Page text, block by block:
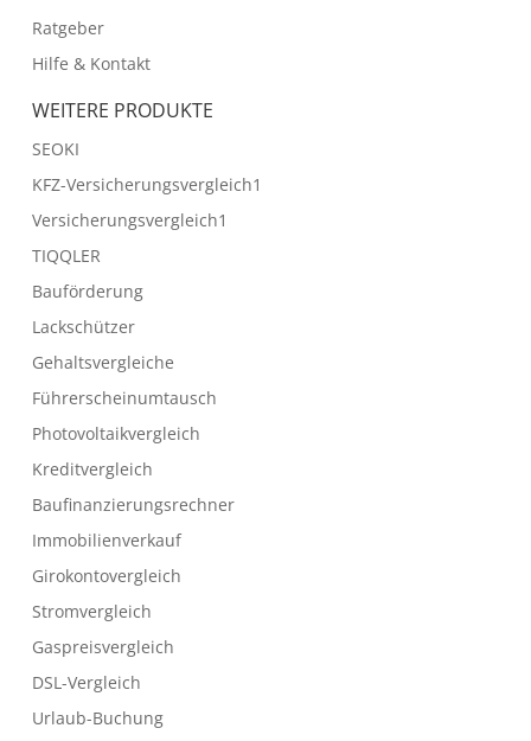
Ratgeber
Hilfe & Kontakt
WEITERE PRODUKTE
SEOKI
KFZ-Versicherungsvergleich1
Versicherungsvergleich1
TIQQLER
Bauförderung
Lackschützer
Gehaltsvergleiche
Führerscheinumtausch
Photovoltaikvergleich
Kreditvergleich
Baufinanzierungsrechner
Immobilienverkauf
Girokontovergleich
Stromvergleich
Gaspreisvergleich
DSL-Vergleich
Urlaub-Buchung